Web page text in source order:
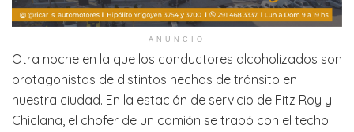
ANUNCIO
Otra noche en la que los conductores alcoholizados son
protagonistas de distintos hechos de tránsito en
nuestra ciudad. En la estación de servicio de Fitz Roy y
Chiclana, el chofer de un camión se trabó con el techo